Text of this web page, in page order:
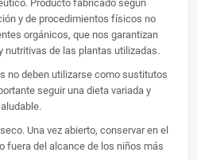
Producto fabricado según
y de procedimientos físicos no
orgánicos, que nos garantizan
nutritivas de las plantas utilizadas.
no deben utilizarse como sustitutos
seguir una dieta variada y
Una vez abierto, conservar en el
fuera del alcance de los niños más